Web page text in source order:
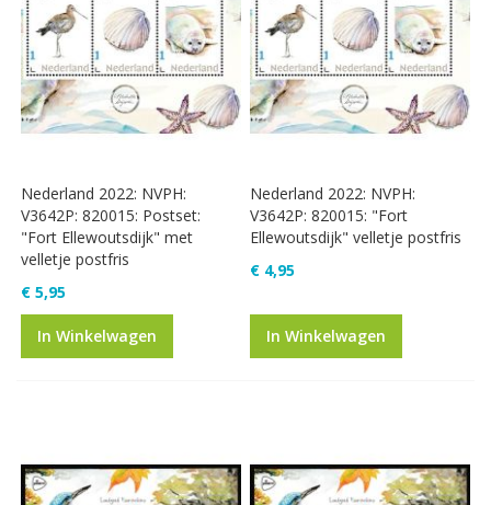
Nederland 2022: NVPH:
V3642P: 820015: Postset:
"Fort Ellewoutsdijk" met
velletje postfris
€ 5,95
In Winkelwagen
Nederland 2022: NVPH:
V3642P: 820015: "Fort
Ellewoutsdijk" velletje postfris
€ 4,95
In Winkelwagen